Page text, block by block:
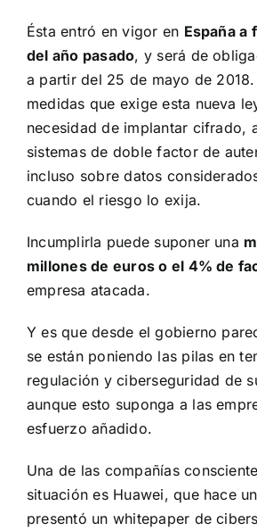
Ésta entró en vigor en España a
del año pasado, y será de
a partir del 25 de mayo de
medidas que exige esta nueva
necesidad de implantar cifrado,
sistemas de doble factor de
incluso sobre datos
cuando el riesgo lo exija.
Incumplirla puede suponer una
millones de euros o el 4% de
empresa atacada.
Y es que desde el gobierno
se están poniendo las pilas en
regulación y ciberseguridad de
aunque esto suponga a las
esfuerzo añadido.
Una de las compañías
situación es Huawei, que hace
presentó un whitepaper de